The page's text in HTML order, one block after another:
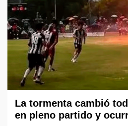
La tormenta cambió
en pleno partido y